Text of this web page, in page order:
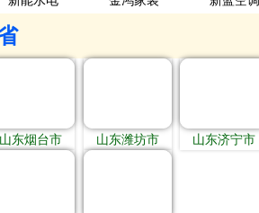
山东烟台市 山东潍坊市 山东济宁市